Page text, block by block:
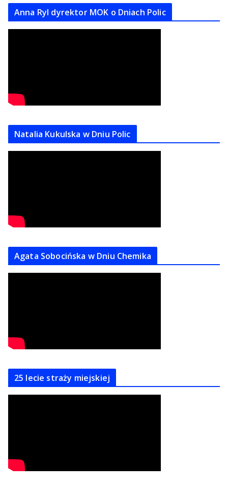
Anna Ryl dyrektor MOK o Dniach Polic
Natalia Kukulska w Dniu Polic
Agata Sobocińska w Dniu Chemika
25 lecie straży miejskiej